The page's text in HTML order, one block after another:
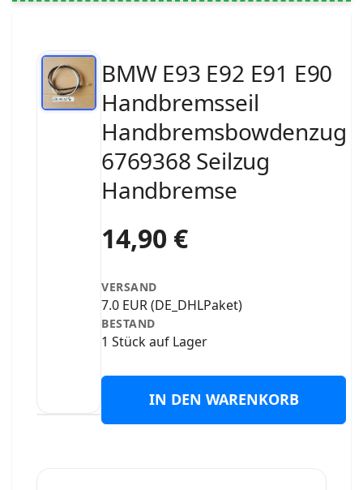
BMW E93 E92 E91 E90
Handbremsseil
Handbremsbowdenzug
6769368 Seilzug
Handbremse
14,90 €
VERSAND
7.0 EUR (DE_DHLPaket)
BESTAND
1 Stück auf Lager
IN DEN WARENKORB